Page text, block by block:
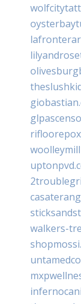
walkers-